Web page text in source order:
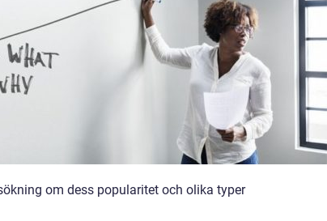
om dess popularitet och olika typer